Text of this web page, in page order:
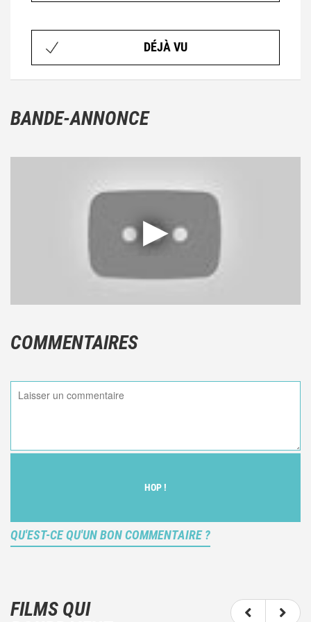
DÉJÀ VU
BANDE-ANNONCE
COMMENTAIRES
HOP !
QU'EST-CE QU'UN BON COMMENTAIRE ?
votre ressenti (et donc subjectif) du film.
FILMS QUI